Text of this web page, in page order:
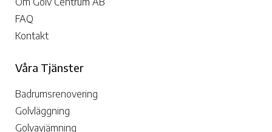
FAQ
Kontakt
Våra Tjänster
Badrumsrenovering
Golvläggning
Golvavjämning